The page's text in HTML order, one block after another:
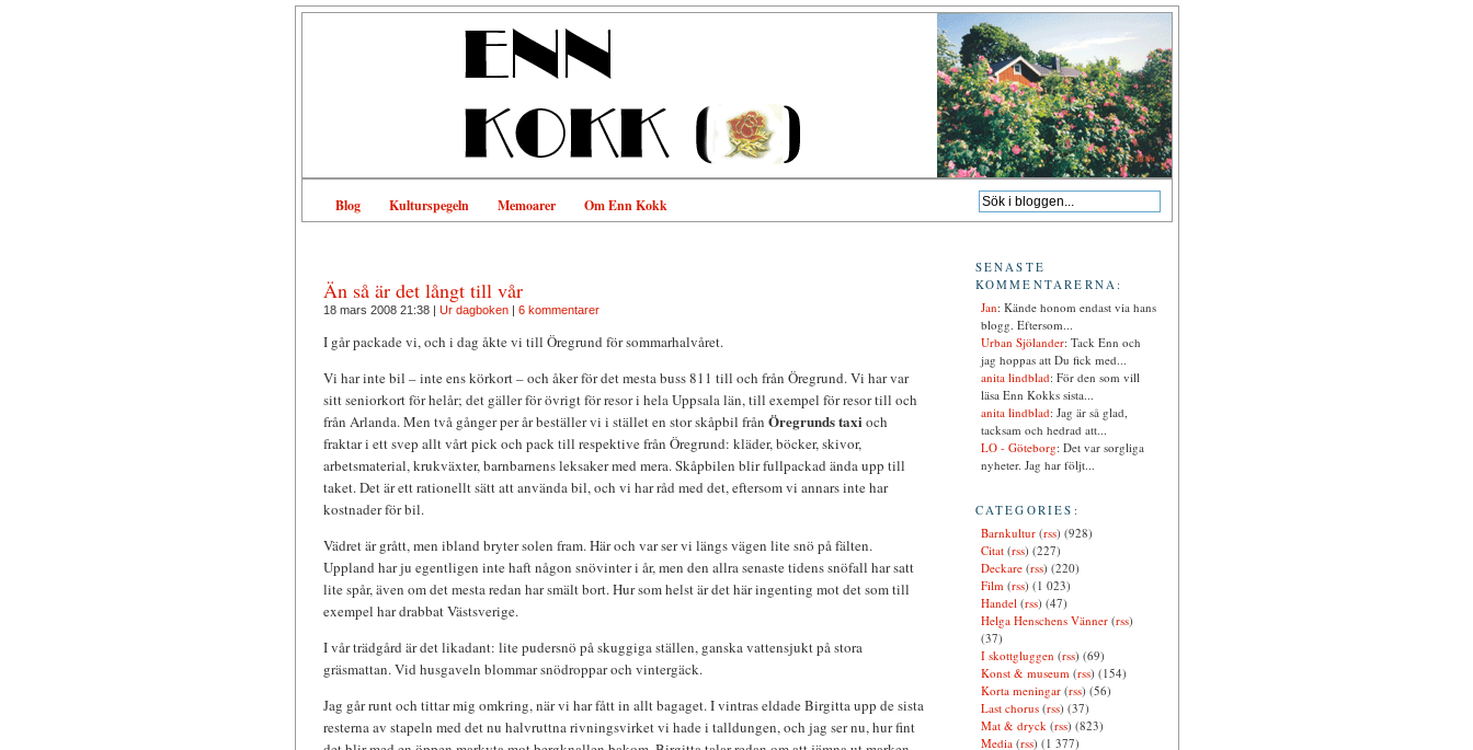
Blog Kulturspegeln Memoarer Om Enn Kokk
Än så är det långt till vår
18 mars 2008 21:38 | Ur dagboken| 6 kommentarer
I går packade vi, och i dag åkte vi till Öregrund för sommarhalvåret.
Vi har inte bil – inte ens körkort – och åker för det mesta buss 811 till och från Öregrund. Vi har var
sitt seniorkort för helår; det gäller för övrigt för resor i hela Uppsala län, till exempel för resor till och
från Arlanda. Men två gånger per år beställer vi i stället en stor skåpbil från Öregrunds taxioch
fraktar i ett svep allt vårt pick och pack till respektive från Öregrund: kläder, böcker, skivor,
arbetsmaterial, krukväxter, barnbarnens leksaker med mera. Skåpbilen blir fullpackad ända upp till
taket. Det är ett rationellt sätt att använda bil, och vi har råd med det, eftersom vi annars inte har
kostnader för bil.
Vädret är grått, men ibland bryter solen fram. Här och var ser vi längs vägen lite snö på fälten.
Uppland har ju egentligen inte haft någon snövinter i år, men den allra senaste tidens snöfall har satt
lite spår, även om det mesta redan har smält bort. Hur som helst är det här ingenting mot det som till
exempel har drabbat Västsverige.
I vår trädgård är det likadant: lite pudersnö på skuggiga ställen, ganska vattensjukt på stora
gräsmattan. Vid husgaveln blommar snödroppar och vintergäck.
Jag går runt och tittar mig omkring, när vi har fått in allt bagaget. I vintras eldade Birgitta upp de sista
resterna av stapeln med det nu halvruttna rivningsvirket vi hade i talldungen, och jag ser nu, hur fint
SENASTE
KOMMENTARERNA:
Jan: Kände honom endast via hans
blogg. Eftersom...
Urban Sjölander: Tack Enn och
jag hoppas att Du fick med...
anita lindblad: För den som vill
läsa Enn Kokks sista...
anita lindblad: Jag är så glad,
tacksam och hedrad att...
LO - Göteborg: Det var sorgliga
nyheter. Jag har följt...
CATEGORIES:
Barnkultur(rss) (928)
Citat(rss) (227)
Deckare(rss) (220)
Film(rss) (1 023)
Handel(rss) (47)
Helga Henschens Vänner(rss)
(37)
I skottgluggen (rss) (69)
Konst & museum(rss) (154)
Korta meningar(rss) (56)
Last chorus(rss) (37)
Mat & dryck(rss) (823)
Media(rss) (1 377)